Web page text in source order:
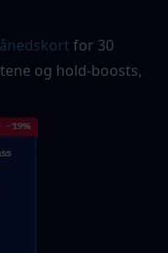
for 30
og hold-boosts,